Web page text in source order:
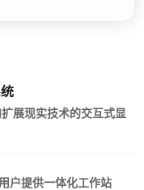
展现实技术的交互式显
户提供一体化工作站